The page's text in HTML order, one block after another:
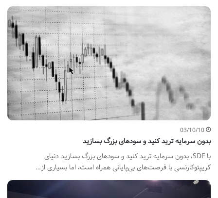
03/10/10
بدون سرمایه ترید کنید و سودهای بزرگ بسازید
با SDF، بدون سرمایه ترید کنید و سودهای بزرگ بسازید دنیای
کریپتوکارنسی با فرصت‌های بی‌پایانی همراه است، اما بسیاری از…